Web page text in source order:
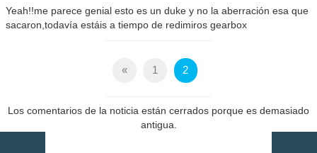
Yeah!!me parece genial esto es un duke y no la aberración esa que
sacaron,todavía estáis a tiempo de redimiros gearbox
« 1 2
Los comentarios de la noticia están cerrados porque es demasiado
antigua.